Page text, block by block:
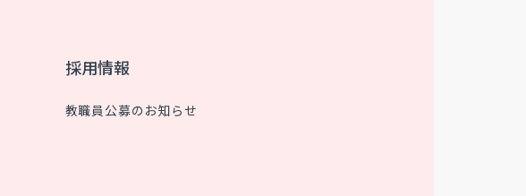
採用情報
教職員公募のお知らせ